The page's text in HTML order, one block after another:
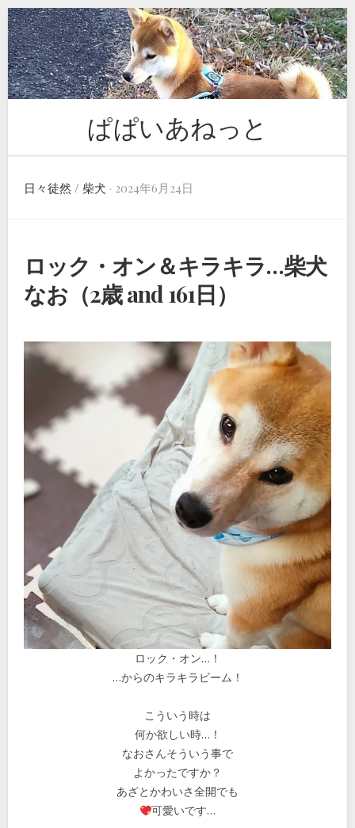
Skip
to
content
ぱぱいあねっと
日々徒然 / 柴犬 · 2024年6月24日
ロック・オン＆キラキラ…柴犬
なお（2歳 and 161日）
ロック・オン…！
…からのキラキラビーム！
こういう時は
何か欲しい時…！
なおさんそういう事で
よかったですか？
あざとかわいさ全開でも
可愛いです…